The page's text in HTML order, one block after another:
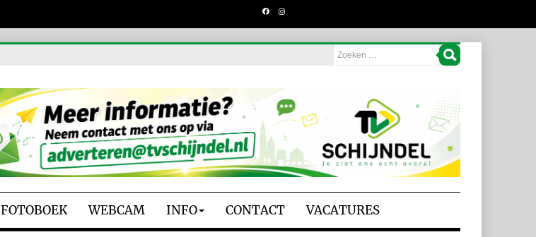
FOTOBOEK WEBCAM INFO CONTACT VACATURES